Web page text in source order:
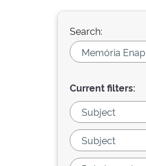
Search:
Current filters: